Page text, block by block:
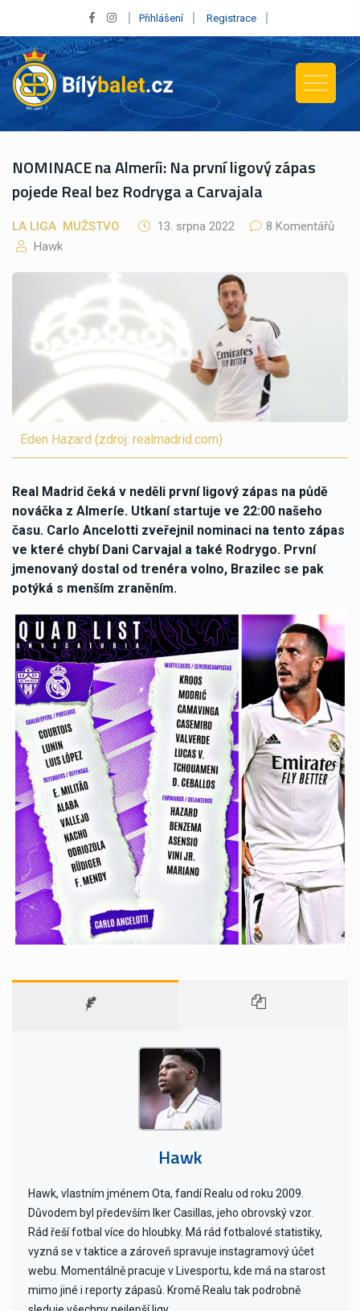
Přihlášení Registrace
NOMINACE na Almeríi: Na první ligový zápas
pojede Real bez Rodryga a Carvajala
LA LIGA MUŽSTVO 13. srpna 2022
8 Komentářů
Hawk
Eden Hazard (zdroj: realmadrid.com)
Real Madrid čeká v neděli první ligový zápas na půdě
nováčka z Almeríe. Utkaní startuje ve 22:00 našeho
času. Carlo Ancelotti zveřejnil nominaci na tento zápas
ve které chybí Dani Carvajal a také Rodrygo. První
jmenovaný dostal od trenéra volno, Brazilec se pak
potýká s menším zraněním.
Hawk
Hawk, vlastním jménem Ota, fandí Realu od roku 2009.
Důvodem byl především Iker Casillas, jeho obrovský vzor.
Rád řeší fotbal více do hloubky. Má rád fotbalové statistiky,
vyzná se v taktice a zároveň spravuje instagramový účet
webu. Momentálně pracuje v Livesportu, kde má na starost
mimo jiné i reporty zápasů. Kromě Realu tak podrobně